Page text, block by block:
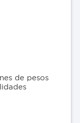
de pesos